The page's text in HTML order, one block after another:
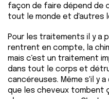
façon de faire dépend de
tout le monde et d'autres
Pour les traitements il y a
rentrent en compte, la
mais c'est un traitement
dans tout le corps et
cancéreuses. Même s'il y
que les cheveux tombent